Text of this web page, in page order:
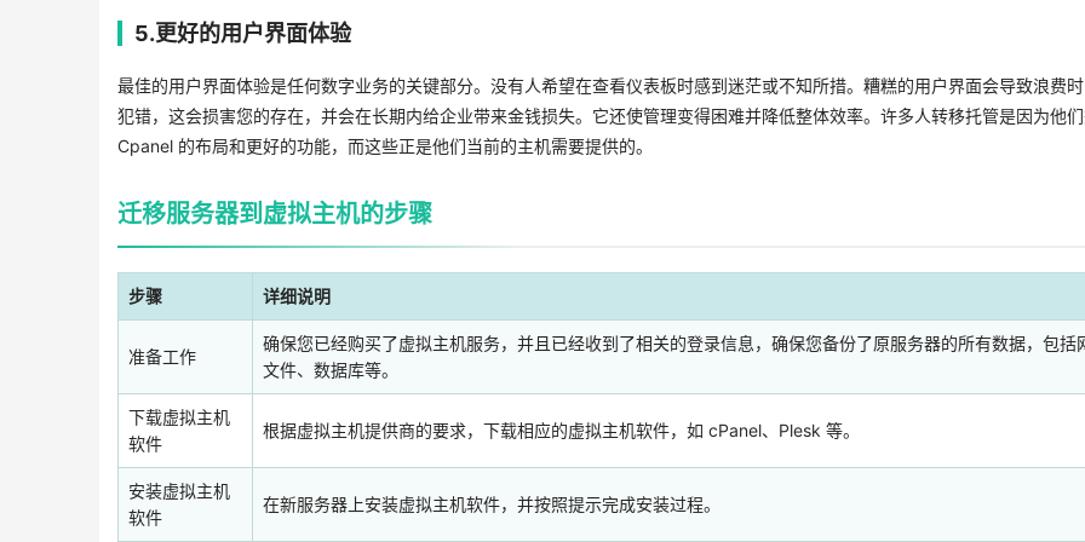
5.更好的用户界面体验
最佳的用户界面体验是任何数字业务的关键部分。没有人希望在查看仪表板时感到迷茫或不知所措。糟糕的用户界面会导致浪费
犯错，这会损害您的存在，并会在长期内给企业带来金钱损失。它还使管理变得困难并降低整体效率。许多人转移托管是因为他
Cpanel 的布局和更好的功能，而这些正是他们当前的主机需要提供的。
迁移服务器到虚拟主机的步骤
步骤 详细说明
准备工作
确保您已经购买了虚拟主机服务，并且已经收到了相关的登录信息，确保您备份了原服务器的所有数据，包括
文件、数据库等。
下载虚拟主机
软件
根据虚拟主机提供商的要求，下载相应的虚拟主机软件，如 cPanel、Plesk 等。
安装虚拟主机
软件
在新服务器上安装虚拟主机软件，并按照提示完成安装过程。